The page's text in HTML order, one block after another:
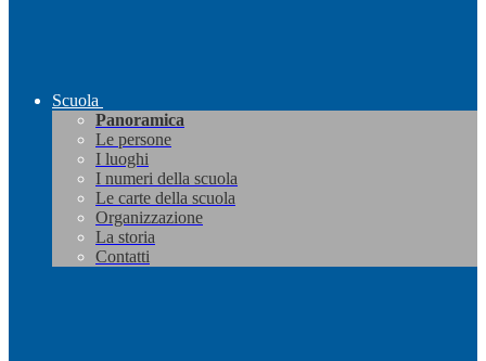
Scuola
Panoramica
Le persone
I luoghi
I numeri della scuola
Le carte della scuola
Organizzazione
La storia
Contatti